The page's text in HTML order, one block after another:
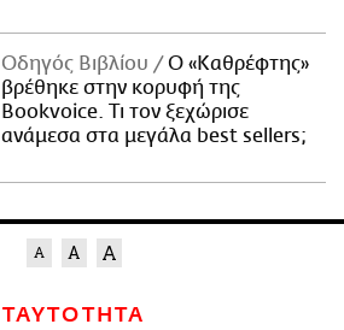
Οδηγός Βιβλίου
Ο «Καθρέφτης»
βρέθηκε στην κορυφή της
Bookvoice. Τι τον ξεχώρισε
ανάμεσα στα μεγάλα best sellers;
ΤΑΥΤΟΤΗΤΑ